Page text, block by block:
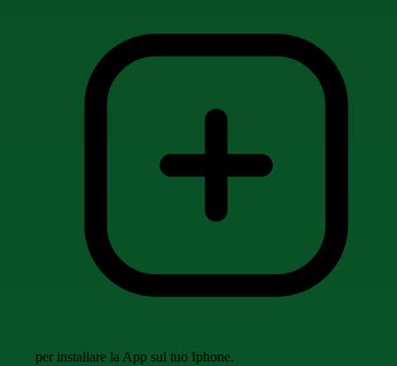
per installare la App sul tuo Iphone.